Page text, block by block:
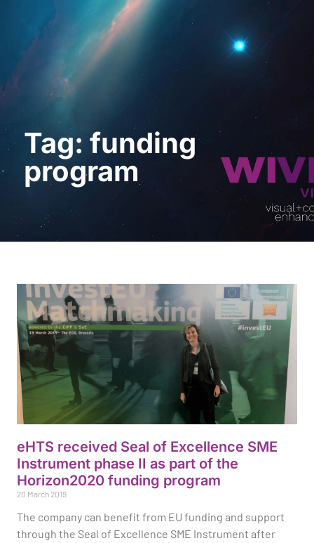
Request a Demo
Tag: funding
program
eHTS received Seal of Excellence SME
Instrument phase II as part of the
Horizon2020 funding program
20 March 2019
The company can benefit from EU funding and support
through the Seal of Excellence SME Instrument after